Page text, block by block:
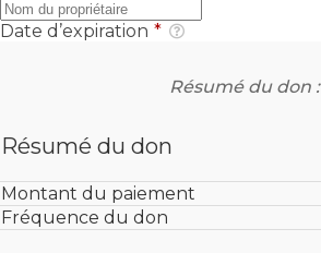
Date d’expiration *
Résumé du don :
Résumé du don
Montant du paiement
Fréquence du don